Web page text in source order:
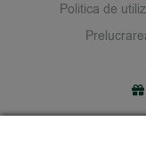
Politica de